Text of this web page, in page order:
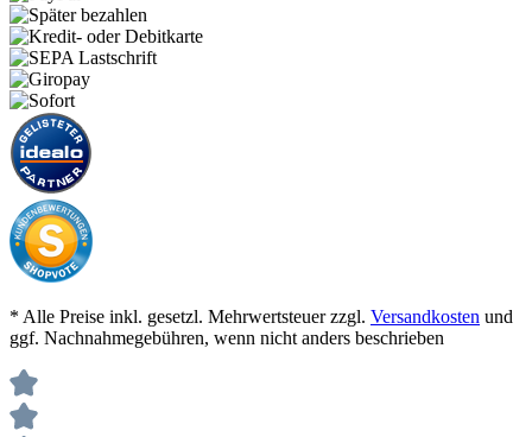
* Alle Preise inkl. gesetzl. Mehrwertsteuer zzgl. Versandkosten und
ggf. Nachnahmegebühren, wenn nicht anders beschrieben